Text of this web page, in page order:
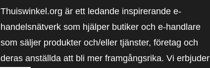
Thuiswinkel.org är ett ledande inspirerande e-
handelsnätverk som hjälper butiker och e-handlare
som säljer produkter och/eller tjänster, företag och
deras anställda att bli mer framgångsrika. Vi erbjuder